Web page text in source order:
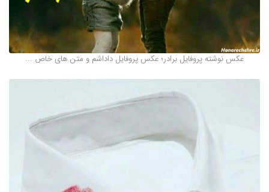
عکس نوشته پروفایل برادر؛ عکس پروفایل داداشم و متن های خاص ...